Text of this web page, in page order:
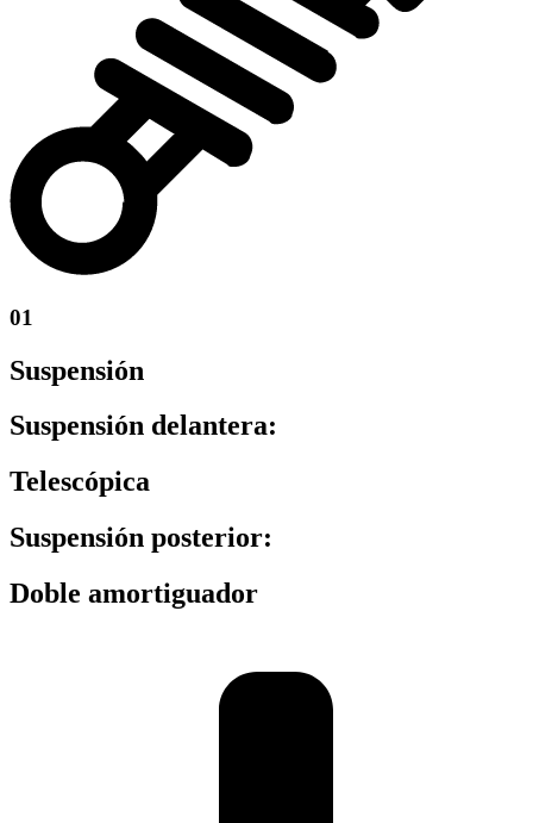
01
Suspensión
Suspensión delantera:
Telescópica
Suspensión posterior:
Doble amortiguador